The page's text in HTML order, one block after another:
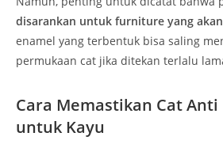
disarankan untuk furniture yang
enamel yang terbentuk bisa saling
permukaan cat jika ditekan terlalu
Cara Memastikan Cat Anti
untuk Kayu